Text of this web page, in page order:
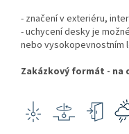
- značení v exteriéru,
- uchycení desky je
nebo vysokopevnostním
Zakázkový formát - na